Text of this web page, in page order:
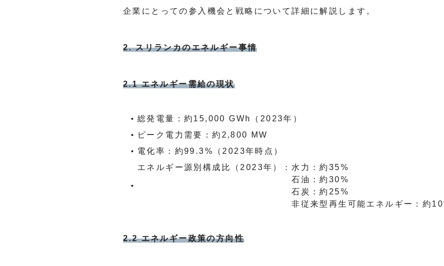
企業にとっての参入機会と戦略について詳細に解説します。
2. スリランカのエネルギー事情
2.1 エネルギー需給の現状
総発電量：約15,000 GWh（2023年）
ピーク電力需要：約2,800 MW
電化率：約99.3%（2023年時点）
エネルギー源別構成比（2023年）： 水力：約35%
石油：約30%
石炭：約25%
非従来型再生可能エネルギー：約
2.2 エネルギー政策の方向性